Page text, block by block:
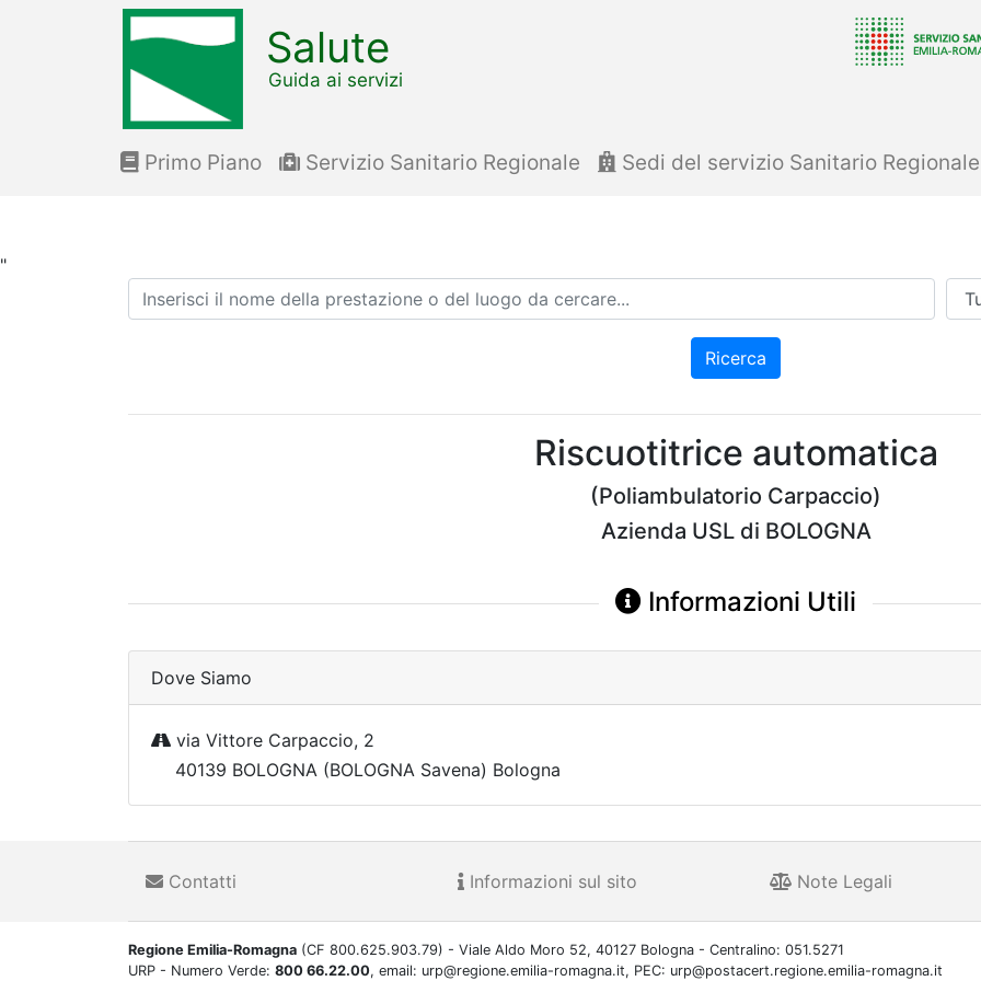
"
Salute
Guida ai servizi
Primo Piano Servizio Sanitario Regionale Sedi del servizio Sanitario Regionale
Ricerca
Ricerca
Riscuotitrice automatica
(Poliambulatorio Carpaccio)
Azienda USL di BOLOGNA
Informazioni Utili
Dove Siamo
via Vittore Carpaccio, 2
40139 BOLOGNA (BOLOGNA Savena) Bologna
Contatti Informazioni sul sito Note Legali
Regione Emilia-Romagna (CF 800.625.903.79) - Viale Aldo Moro 52, 40127 Bologna - Centralino: 051.5271
URP - Numero Verde: 800 66.22.00, email: urp@regione.emilia-romagna.it, PEC: urp@postacert.regione.emilia-romagna.it